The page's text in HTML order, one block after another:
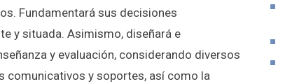
Fundamentará sus decisiones
y situada. Asimismo, diseñará e
y evaluación, considerando diversos
comunicativos y soportes, así como la